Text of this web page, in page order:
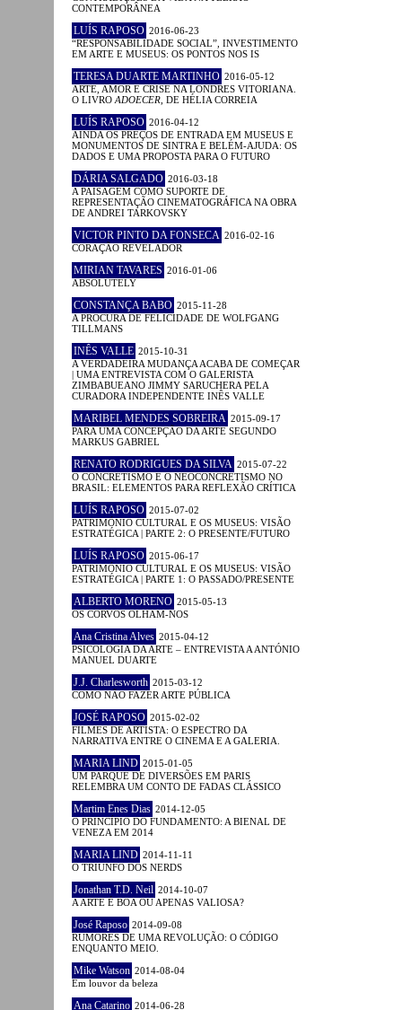
CONTEMPORÂNEA
LUÍS RAPOSO 2016-06-23
“RESPONSABILIDADE SOCIAL”, INVESTIMENTO
EM ARTE E MUSEUS: OS PONTOS NOS IS
TERESA DUARTE MARTINHO 2016-05-12
ARTE, AMOR E CRISE NA LONDRES VITORIANA.
O LIVROADOECER, DE HÉLIA CORREIA
LUÍS RAPOSO 2016-04-12
AINDA OS PREÇOS DE ENTRADA EM MUSEUS E
MONUMENTOS DE SINTRA E BELÉM-AJUDA: OS
DADOS E UMA PROPOSTA PARA O FUTURO
DÁRIA SALGADO 2016-03-18
A PAISAGEM COMO SUPORTE DE
REPRESENTAÇÃO CINEMATOGRÁFICA NA OBRA
DE ANDREI TARKOVSKY
VICTOR PINTO DA FONSECA 2016-02-16
CORAÇÃO REVELADOR
MIRIAN TAVARES 2016-01-06
ABSOLUTELY
CONSTANÇA BABO 2015-11-28
A PROCURA DE FELICIDADE DE WOLFGANG
TILLMANS
INÊS VALLE 2015-10-31
A VERDADEIRA MUDANÇA ACABA DE COMEÇAR
| UMA ENTREVISTA COM O GALERISTA
ZIMBABUEANO JIMMY SARUCHERA PELA
CURADORA INDEPENDENTE INÊS VALLE
MARIBEL MENDES SOBREIRA 2015-09-17
PARA UMA CONCEPÇÃO DA ARTE SEGUNDO
MARKUS GABRIEL
RENATO RODRIGUES DA SILVA 2015-07-22
O CONCRETISMO E O NEOCONCRETISMO NO
BRASIL: ELEMENTOS PARA REFLEXÃO CRÍTICA
LUÍS RAPOSO 2015-07-02
PATRIMÓNIO CULTURAL E OS MUSEUS: VISÃO
ESTRATÉGICA | PARTE 2: O PRESENTE/FUTURO
LUÍS RAPOSO 2015-06-17
PATRIMÓNIO CULTURAL E OS MUSEUS: VISÃO
ESTRATÉGICA | PARTE 1: O PASSADO/PRESENTE
ALBERTO MORENO 2015-05-13
OS CORVOS OLHAM-NOS
Ana Cristina Alves 2015-04-12
PSICOLOGIA DA ARTE – ENTREVISTA A ANTÓNIO
MANUEL DUARTE
J.J. Charlesworth 2015-03-12
COMO NÃO FAZER ARTE PÚBLICA
JOSÉ RAPOSO 2015-02-02
FILMES DE ARTISTA: O ESPECTRO DA
NARRATIVA ENTRE O CINEMA E A GALERIA.
MARIA LIND 2015-01-05
UM PARQUE DE DIVERSÕES EM PARIS
RELEMBRA UM CONTO DE FADAS CLÁSSICO
Martim Enes Dias 2014-12-05
O PRINCÍPIO DO FUNDAMENTO: A BIENAL DE
VENEZA EM 2014
MARIA LIND 2014-11-11
O TRIUNFO DOS NERDS
Jonathan T.D. Neil 2014-10-07
A ARTE É BOA OU APENAS VALIOSA?
José Raposo 2014-09-08
RUMORES DE UMA REVOLUÇÃO: O CÓDIGO
ENQUANTO MEIO.
Mike Watson 2014-08-04
Em louvor da beleza
Ana Catarino 2014-06-28